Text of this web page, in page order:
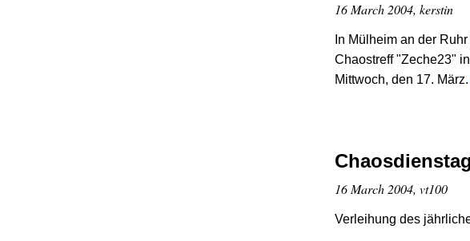
16 March 2004, kerstin
In Mülheim an der
Chaostreff "Zeche23"
Mittwoch, den 17. März.
16 March 2004, vt100
Verleihung des